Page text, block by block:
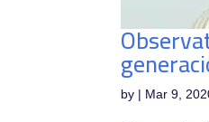
by | Mar 9,